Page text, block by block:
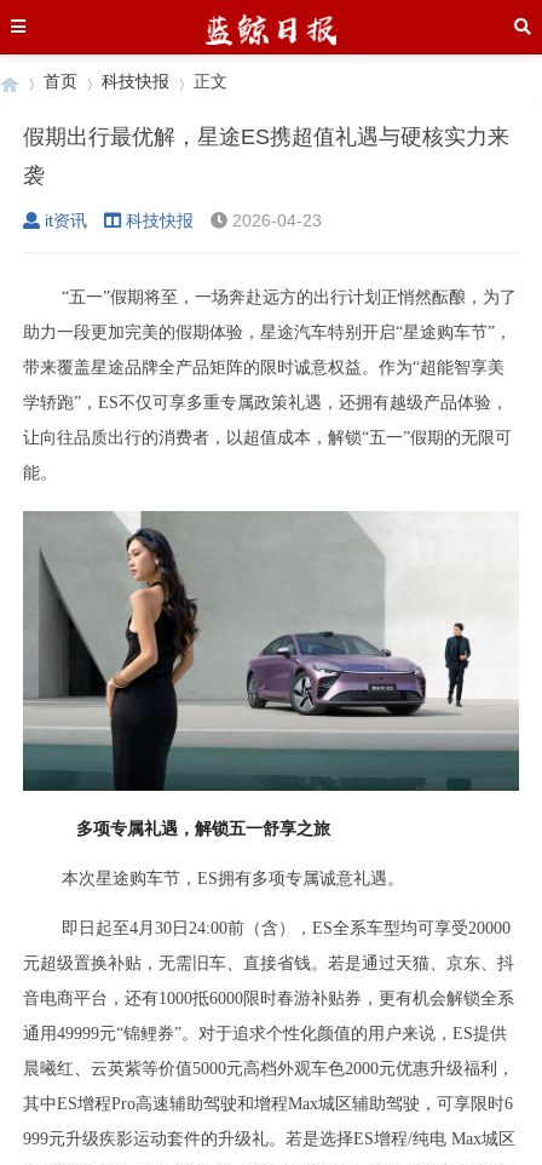
›
首页 科技快报 正文
假期出行最优解，星途ES携超值礼遇与硬核实力来
袭
it资讯 科技快报 2026-04-23
“五一”假期将至，一场奔赴远方的出行计划正悄然酝酿，为了
助力一段更加完美的假期体验，星途汽车特别开启“星途购车节”，
带来覆盖星途品牌全产品矩阵的限时诚意权益。作为“超能智享美
学轿跑”，ES不仅可享多重专属政策礼遇，还拥有越级产品体验，
让向往品质出行的消费者，以超值成本，解锁“五一”假期的无限可
能。
多项专属礼遇，解锁五一舒享之旅
本次星途购车节，ES拥有多项专属诚意礼遇。
即日起至4月30日24:00前（含），ES全系车型均可享受20000
元超级置换补贴，无需旧车、直接省钱。若是通过天猫、京东、抖
音电商平台，还有1000抵6000限时春游补贴券，更有机会解锁全系
通用49999元“锦鲤券”。对于追求个性化颜值的用户来说，ES提供
晨曦红、云英紫等价值5000元高档外观车色2000元优惠升级福利，
其中ES增程Pro高速辅助驾驶和增程Max城区辅助驾驶，可享限时6
999元升级疾影运动套件的升级礼。若是选择ES增程/纯电 Max城区